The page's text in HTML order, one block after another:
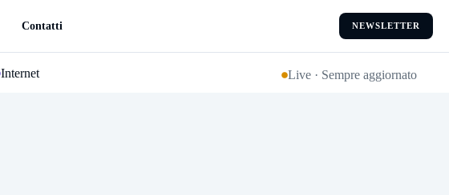
Contatti NEWSLETTER
Internet Live · Sempre aggiornato